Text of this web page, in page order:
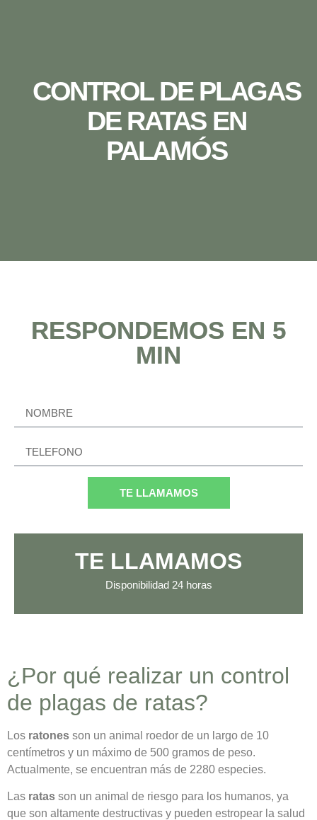
CONTROL DE PLAGAS
DE RATAS EN
PALAMÓS
RESPONDEMOS EN 5
MIN
TE LLAMAMOS
TE LLAMAMOS
Disponibilidad 24 horas
¿Por qué realizar un control
de plagas de ratas?
Los ratones son un animal roedor de un largo de 10
centímetros y un máximo de 500 gramos de peso.
Actualmente, se encuentran más de 2280 especies.
Las ratas son un animal de riesgo para los humanos, ya
que son altamente destructivas y pueden estropear la salud